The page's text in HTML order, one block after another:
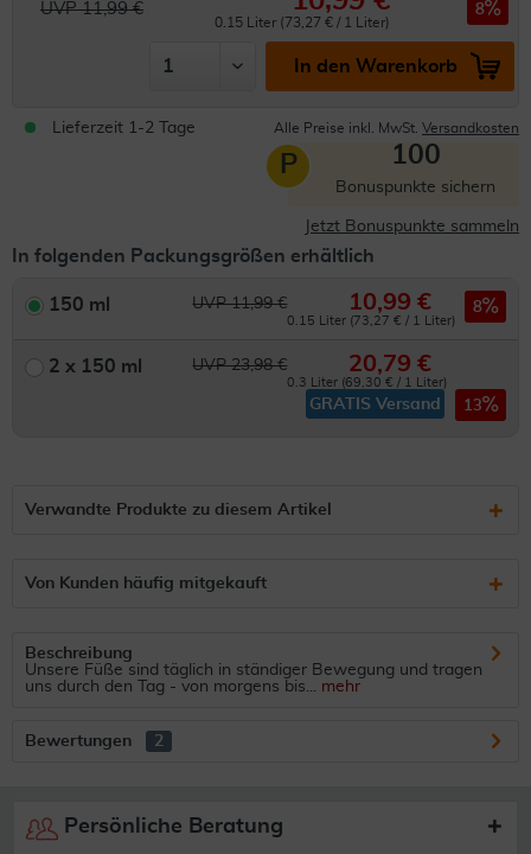
UVP 11,99 €
0.15 Liter (73,27 € / 1 Liter)
8
In den Warenkorb
Lieferzeit 1-2 Tage Alle Preise inkl. MwSt. Versandkosten
P 100
Bonuspunkte sichern
Jetzt Bonuspunkte sammeln
In folgenden Packungsgrößen erhältlich
150 ml UVP 11,99 € 10,99 €
0.15 Liter (73,27 € / 1 Liter)
8
2 x 150 ml UVP 23,98 € 20,79 €
0.3 Liter (69,30 € / 1 Liter)
GRATIS Versand 13
Verwandte Produkte zu diesem Artikel
Von Kunden häufig mitgekauft
Beschreibung
Unsere Füße sind täglich in ständiger Bewegung und tragen
uns durch den Tag - von morgens bis... mehr
Bewertungen 2
Persönliche Beratung